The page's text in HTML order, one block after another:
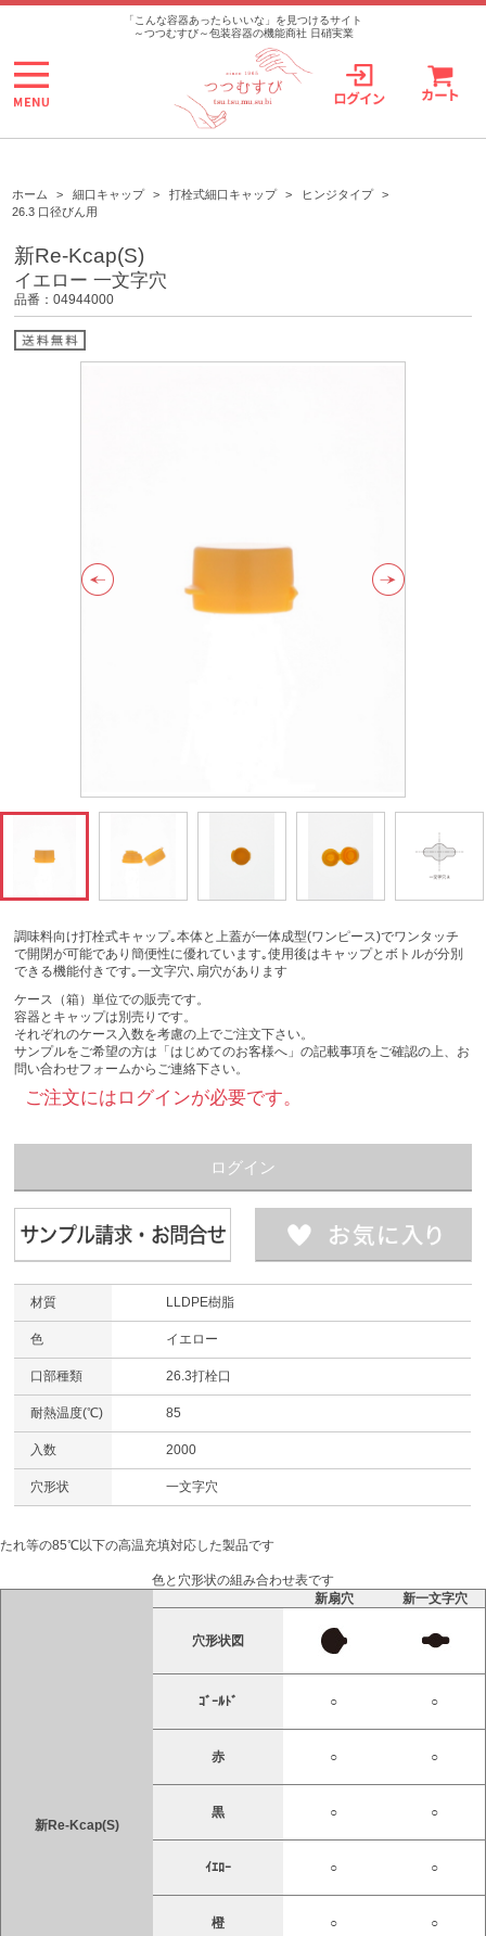
>
「こんな容器あったらいいな」を見つけるサイト
～つつむすび～包装容器の機能商社 日硝実業
ホーム > 細口キャップ > 打栓式細口キャップ > ヒンジタイプ
>
26.3 口径びん用
新Re-Kcap(S)
イエロー 一文字穴
品番：04944000
調味料向け打栓式キャップ｡本体と上蓋が一体成型(ワンピース)でワンタッチ
で開閉が可能であり簡便性に優れています｡使用後はキャップとボトルが分別
できる機能付きです｡一文字穴､扇穴があります
ケース（箱）単位での販売です。
容器とキャップは別売りです。
それぞれのケース入数を考慮の上でご注文下さい。
サンプルをご希望の方は「はじめてのお客様へ」の記載事項をご確認の上、お
問い合わせフォームからご連絡下さい。
ご注文にはログインが必要です。
ログイン
材質 LLDPE樹脂
色 イエロー
口部種類 26.3打栓口
耐熱温度(℃) 85
入数 2000
穴形状 一文字穴
たれ等の85℃以下の高温充填対応した製品です
色と穴形状の組み合わせ表です
新Re-Kcap(S)
新扇穴 新一文字穴
穴形状図
ｺﾞｰﾙﾄﾞ ○ ○
赤 ○ ○
黒 ○ ○
ｲｴﾛｰ ○ ○
橙 ○ ○